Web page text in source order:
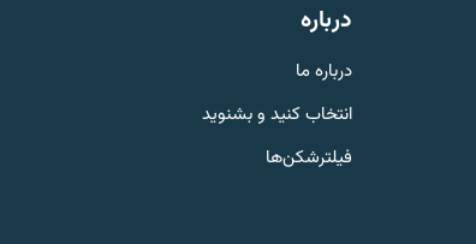
درباره
درباره ما
انتخاب کنید و بشنوید
فیلترشکن‌ها